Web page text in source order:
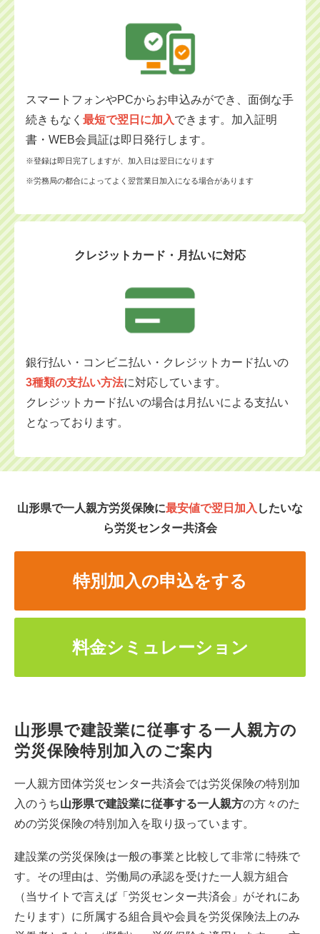
スマートフォンやPCからお申込みができ、面倒な手
続きもなく 最短で翌日に加入できます。加入証明
書・WEB会員証は即日発行します。
※登録は即日完了しますが、加入日は翌日になります
※労務局の都合によってよく翌営業日加入になる場合があります
クレジットカード・月払いに対応
銀行払い・コンビニ払い・クレジットカード払いの
3種類の支払い方法に対応しています。
クレジットカード払いの場合は月払いによる支払い
となっております。
山形県で一人親方労災保険に最安値で翌日加入 したいな
ら労災センター共済会
特別加入の申込をする
料金シミュレーション
山形県で建設業に従事する一人親方の
労災保険特別加入のご案内
一人親方団体労災センター共済会では労災保険の特別加
入のうち山形県で建設業に従事する一人親方の方々のた
めの労災保険の特別加入を取り扱っています。
建設業の労災保険は一般の事業と比較して非常に特殊で
す。その理由は、労働局の承認を受けた一人親方組合
（当サイトで言えば「労災センター共済会」がそれにあ
たります）に所属する組合員や会員を労災保険法上のみ